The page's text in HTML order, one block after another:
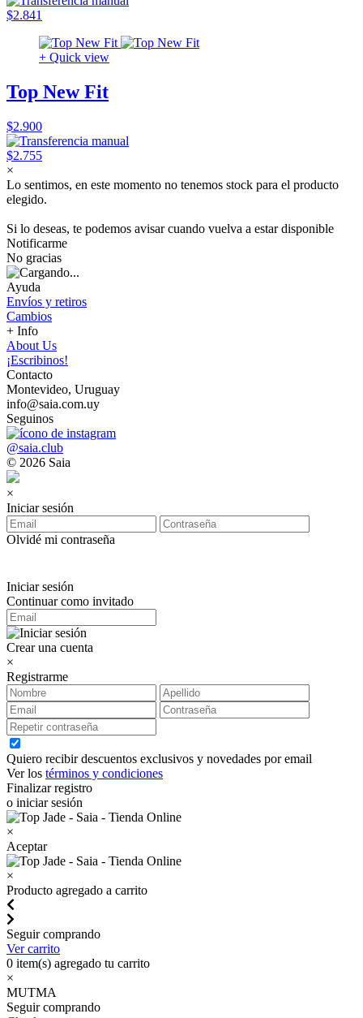
$2.841
+ Quick view
Top New Fit
$2.900
$2.755
×
Lo sentimos, en este momento no tenemos stock para el producto
elegido.
Si lo deseas, te podemos avisar cuando vuelva a estar disponible
Notificarme
No gracias
Ayuda
Envíos y retiros
Cambios
+ Info
About Us
¡Escribinos!
Contacto
Montevideo, Uruguay
info@saia.com.uy
Seguinos
@saia.club
© 2026 Saia
×
Iniciar sesión
Olvidé mi contraseña
Iniciar sesión
Continuar como invitado
Crear una cuenta
×
Registrarme
Quiero recibir descuentos exclusivos y novedades por email
Ver los términos y condiciones
Finalizar registro
o iniciar sesión
×
Aceptar
×
Producto agregado a carrito
Seguir comprando
Ver carrito
0 item(s) agregado tu carrito
×
MUTMA
Seguir comprando